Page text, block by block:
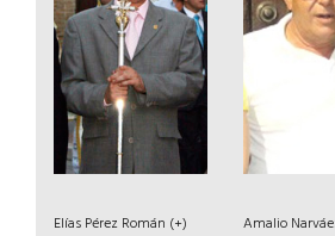
Elías Pérez Román (+) Amalio